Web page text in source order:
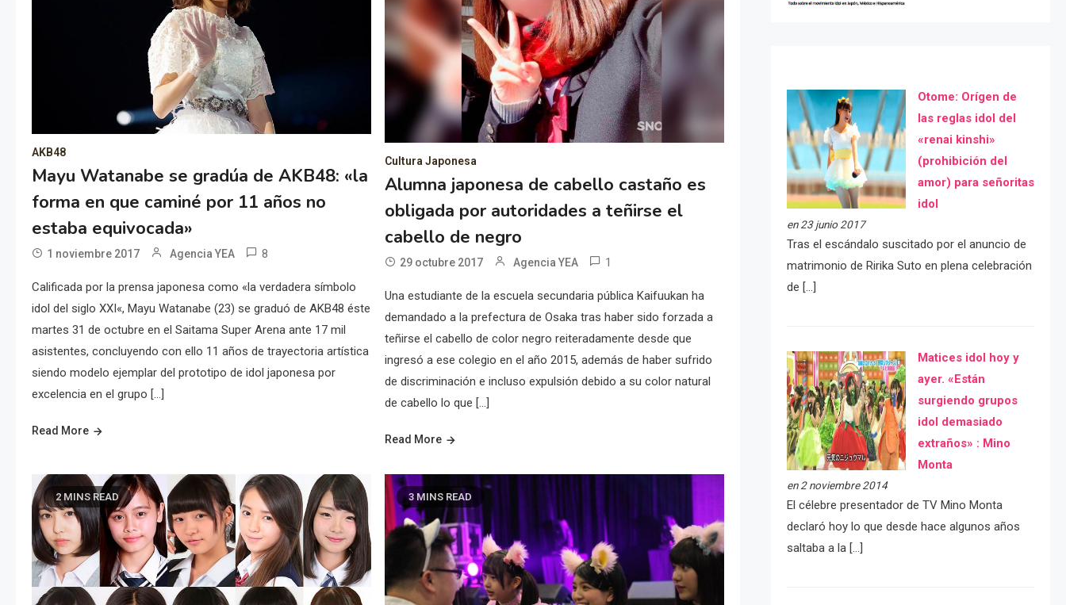
AKB48
Mayu Watanabe se gradúa de AKB48: «la
forma en que caminé por 11 años no
estaba equivocada»
1 noviembre 2017 Agencia YEA 8
Calificada por la prensa japonesa como «la verdadera símbolo
idol del siglo XXI«, Mayu Watanabe (23) se graduó de AKB48 éste
martes 31 de octubre en el Saitama Super Arena ante 17 mil
asistentes, concluyendo con ello 11 años de trayectoria artística
siendo modelo ejemplar del prototipo de idol japonesa por
excelencia en el grupo […]
Read More
Cultura Japonesa
Alumna japonesa de cabello castaño es
obligada por autoridades a teñirse el
cabello de negro
29 octubre 2017 Agencia YEA 1
Una estudiante de la escuela secundaria pública Kaifuukan ha
demandado a la prefectura de Osaka tras haber sido forzada a
teñirse el cabello de color negro reiteradamente desde que
ingresó a ese colegio en el año 2015, además de haber sufrido
de discriminación e incluso expulsión debido a su color natural
de cabello lo que […]
Read More
2 MINS READ 3 MINS READ
Otome: Orígen de
las reglas idol del
«renai kinshi»
(prohibición del
amor) para señoritas
idol
en 23 junio 2017
Tras el escándalo suscitado por el anuncio de
matrimonio de Ririka Suto en plena celebración
de […]
Matices idol hoy y
ayer. «Están
surgiendo grupos
idol demasiado
extraños» : Mino
Monta
en 2 noviembre 2014
El célebre presentador de TV Mino Monta
declaró hoy lo que desde hace algunos años
saltaba a la […]